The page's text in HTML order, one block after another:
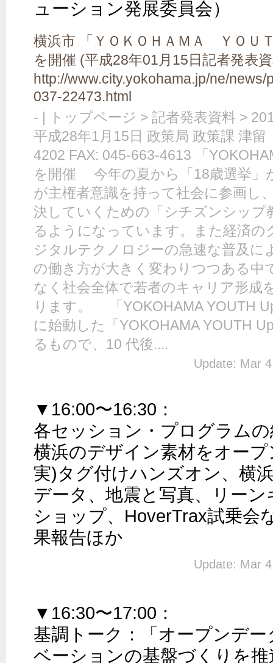
ューション発展委員会）
横浜市 「ＹＯＫＯＨＡＭＡ ＹＯ
を開催 (平成28年01月15日記者発表
http://www.city.yokohama.jp/ne/
037-22473.html
- | トップページ > 記者発表資料 >
平成28年1月15日 政策局 政策課 津
4202 FAX: 045-663-4613 「
を開催 今年の夏から「18歳選挙」
が主権者意識を持って社会に参画し
決していくための「シチズンシップ
るようになっています。また経済の
ジタルテクノロジーの急速な普及に
の働き方が大きく変わりつつある中
なく社会全体で若者のキャリア形成
ります。 「YOKOHAMA YOUTH
に始動した「YOKOHAMA YOUTH
るもので、10 代後....
Update: Mar
▼16:00〜16:30：
各セッション・プログラム
横浜のデザイン素材をオー
実)タグ付けハンズオン、横
データ、地震と写真、リー
ショップ、HoverTrax試乗会
Update: Mar
▼16:30〜17:00：
基調トーク：「オープンデ
ベーションの基盤づくりを推